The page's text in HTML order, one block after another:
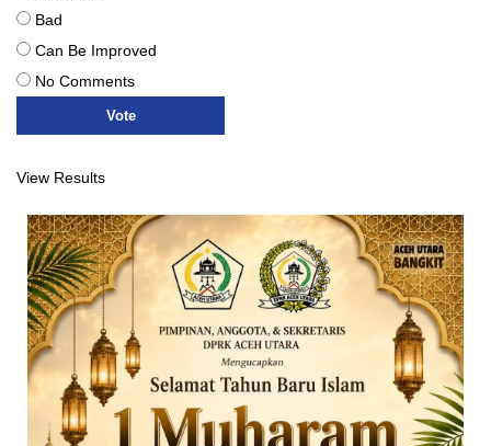
Bad
Can Be Improved
No Comments
View Results